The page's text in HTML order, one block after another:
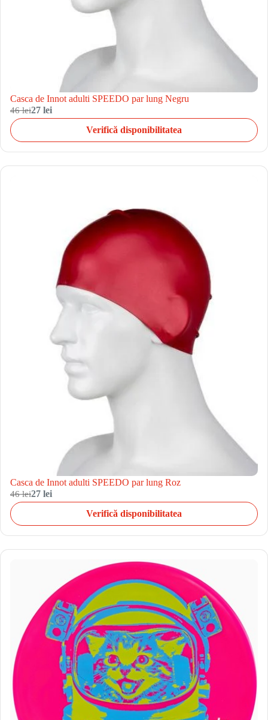
Casca de Innot adulti SPEEDO par lung Negru
46 lei27 lei
Verifică disponibilitatea
Casca de Innot adulti SPEEDO par lung Roz
46 lei27 lei
Verifică disponibilitatea